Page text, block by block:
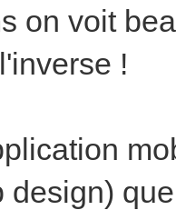
on voit
!
design)